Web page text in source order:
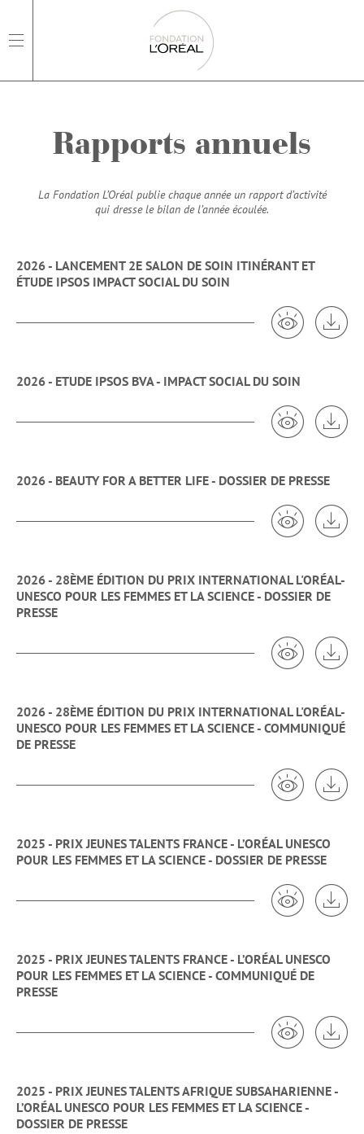
Rapports annuels
La Fondation L’Oréal publie chaque année un rapport d’activité
qui dresse le bilan de l’année écoulée.
2026 - LANCEMENT 2E SALON DE SOIN ITINÉRANT ET
ÉTUDE IPSOS IMPACT SOCIAL DU SOIN
Voir 2026 -
2026 - ETUDE IPSOS BVA - IMPACT SOCIAL DU SOIN
Voir 2026 -
2026 - BEAUTY FOR A BETTER LIFE - DOSSIER DE PRESSE
Voir 2026 -
2026 - 28ÈME ÉDITION DU PRIX INTERNATIONAL L'ORÉAL-
UNESCO POUR LES FEMMES ET LA SCIENCE - DOSSIER DE
PRESSE
Voir 2026 -
2026 - 28ÈME ÉDITION DU PRIX INTERNATIONAL L'ORÉAL-
UNESCO POUR LES FEMMES ET LA SCIENCE - COMMUNIQUÉ
DE PRESSE
Voir 2026 -
2025 - PRIX JEUNES TALENTS FRANCE - L’ORÉAL UNESCO
POUR LES FEMMES ET LA SCIENCE - DOSSIER DE PRESSE
Voir 2025 -
2025 - PRIX JEUNES TALENTS FRANCE - L’ORÉAL UNESCO
POUR LES FEMMES ET LA SCIENCE - COMMUNIQUÉ DE
PRESSE
Voir 2025 -
2025 - PRIX JEUNES TALENTS AFRIQUE SUBSAHARIENNE -
L’ORÉAL UNESCO POUR LES FEMMES ET LA SCIENCE -
DOSSIER DE PRESSE